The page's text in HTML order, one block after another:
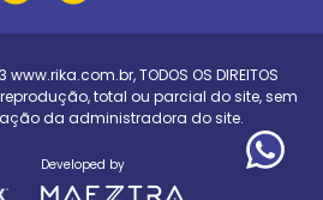
www.rika.com.br, TODOS OS DIREITOS
reprodução, total ou parcial do site, sem
da administradora do site.
Developed by